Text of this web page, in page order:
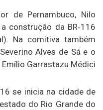
de Pernambuco, Nilo
construção da BR-116
Na comitiva também
Alves de Sá e o
Garrastazu Médici
se inicia na cidade de
do Rio Grande do